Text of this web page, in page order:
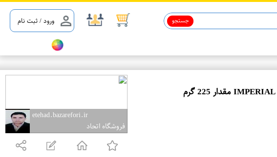
ورود / ثبت نام جستجو
etehad.bazarefori.ir
فروشگاه اتحاد